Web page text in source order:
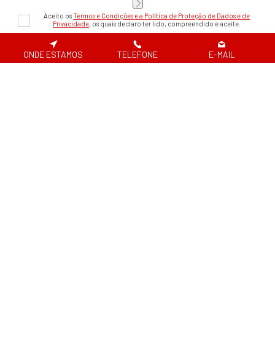
Aceito osTermos e Condições e a Política de Proteção de Dados e de
Privacidade, os quais declaro ter lido, compreendido e aceite.
Pagamentos Seguros
ONDE ESTAMOS TELEFONE E-MAIL